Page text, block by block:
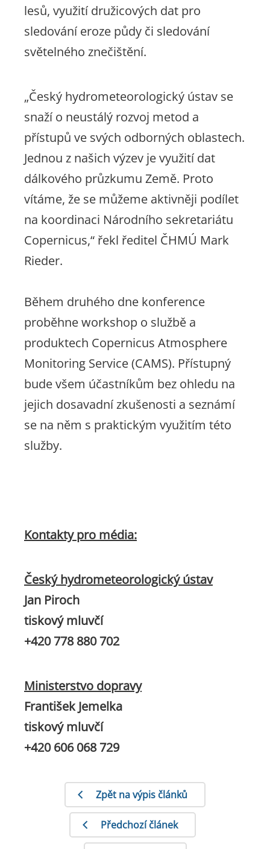
lesů, využití družicových dat pro
sledování eroze půdy či sledování
světelného znečištění.
„Český hydrometeorologický ústav se
snaží o neustálý rozvoj metod a
přístupů ve svých odborných oblastech.
Jednou z našich výzev je využití dat
dálkového průzkumu Země. Proto
vítáme, že se můžeme aktivněji podílet
na koordinaci Národního sekretariátu
Copernicus,“ řekl ředitel ČHMÚ Mark
Rieder.
Během druhého dne konference
proběhne workshop o službě a
produktech Copernicus Atmosphere
Monitoring Service (CAMS). Přístupný
bude všem účastníkům bez ohledu na
jejich dosavadní zkušenosti a seznámí
se na něm s praktickým využitím této
služby.
Kontakty pro média:
Český hydrometeorologický ústav
Jan Piroch
tiskový mluvčí
+420 778 880 702
Ministerstvo dopravy
František Jemelka
tiskový mluvčí
+420 606 068 729
Zpět na výpis článků
Předchozí článek